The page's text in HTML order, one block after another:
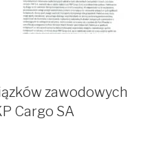
zawodowych
Cargo SA